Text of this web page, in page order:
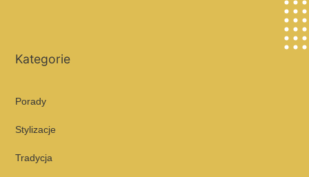
Kategorie
Porady
Stylizacje
Tradycja